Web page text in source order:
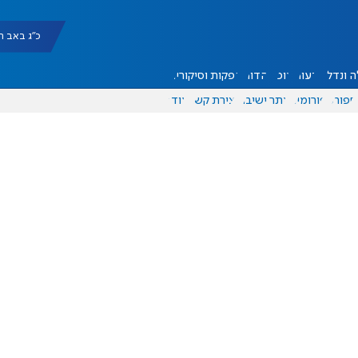
כ"ג באב תשפ"ו
ונדל"ן דעות אוכל יהדות הפקות וסיקורים
ספורט פורומים אתר ישיבה יצירת קשר עוד